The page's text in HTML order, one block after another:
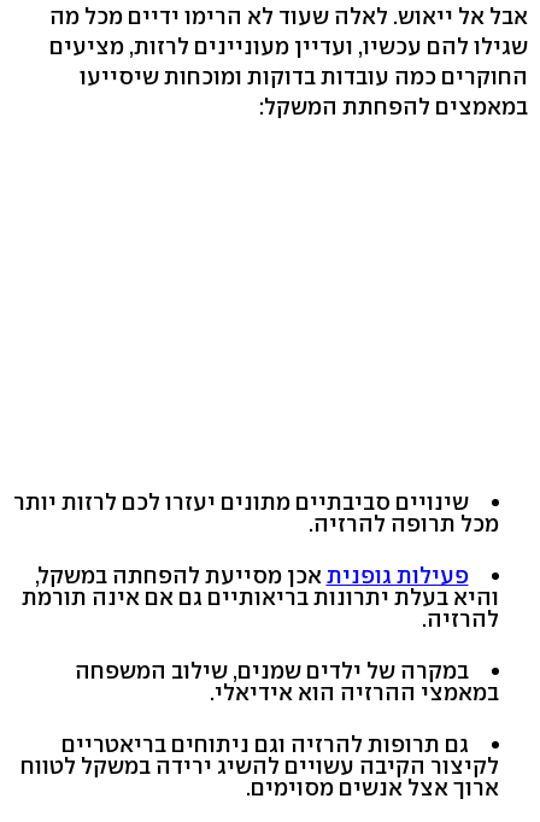
אבל אל ייאוש. לאלה שעוד לא הרימו ידיים מכל מה
שגילו להם עכשיו, ועדיין מעוניינים לרזות, מציעים
החוקרים כמה עובדות בדוקות ומוכחות שיסייעו
במאמצים להפחתת המשקל:
שינויים סביבתיים מתונים יעזרו לכם לרזות יותר
מכל תרופה להרזיה.
פעילות גופניתאכן מסייעת להפחתה במשקל,
והיא בעלת יתרונות בריאותיים גם אם אינה תורמת
להרזיה.
במקרה של ילדים שמנים, שילוב המשפחה
במאמצי ההרזיה הוא אידיאלי.
גם תרופות להרזיה וגם ניתוחים בריאטריים
לקיצור הקיבה עשויים להשיג ירידה במשקל לטווח
ארוך אצל אנשים מסוימים.